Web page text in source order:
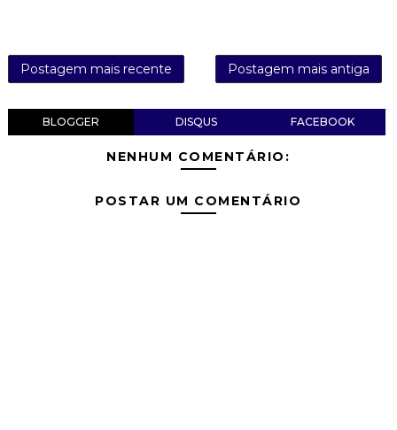
Postagem mais recente Postagem mais antiga
BLOGGER DISQUS FACEBOOK
NENHUM COMENTÁRIO:
POSTAR UM COMENTÁRIO